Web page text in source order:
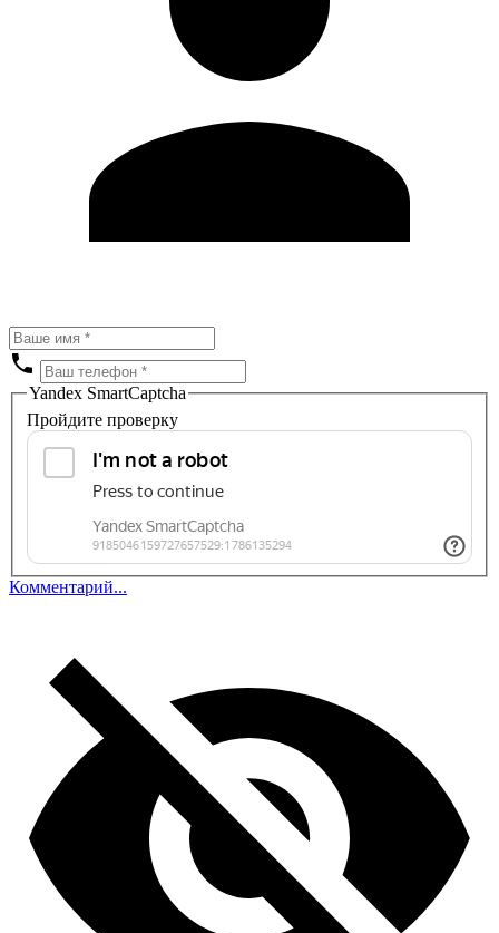
Yandex SmartCaptcha
Пройдите проверку
Комментарий...